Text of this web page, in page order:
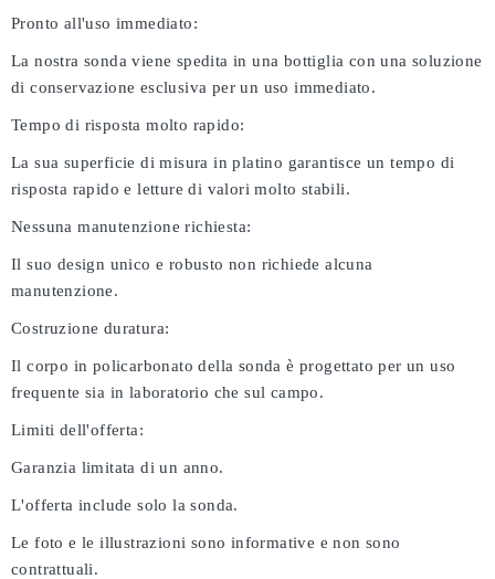
Pronto all'uso immediato:
La nostra sonda viene spedita in una bottiglia con una soluzione
di conservazione esclusiva per un uso immediato.
Tempo di risposta molto rapido:
La sua superficie di misura in platino garantisce un tempo di
risposta rapido e letture di valori molto stabili.
Nessuna manutenzione richiesta:
Il suo design unico e robusto non richiede alcuna
manutenzione.
Costruzione duratura:
Il corpo in policarbonato della sonda è progettato per un uso
frequente sia in laboratorio che sul campo.
Limiti dell'offerta:
Garanzia limitata di un anno.
L'offerta include solo la sonda.
Le foto e le illustrazioni sono informative e non sono
contrattuali.